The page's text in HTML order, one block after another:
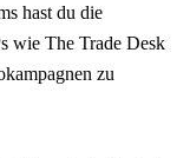
hast du die
wie The Trade Desk
zu